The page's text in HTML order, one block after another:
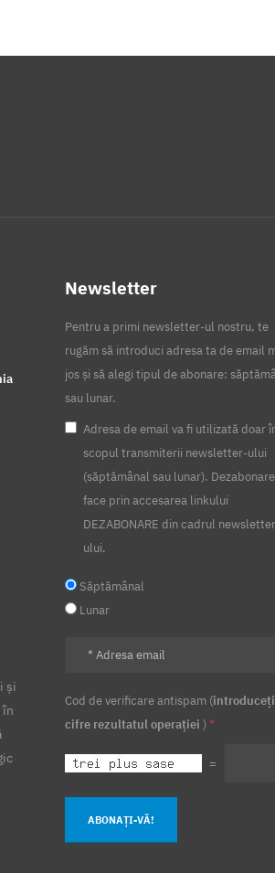
Newsletter
Pentru a primi newsletter-ul nostru, te
rugăm să introduci adresa ta de email
jos și să alegi tipul de abonare:
sau lunar.
Adresa de email va fi utilizată doar
scopul transmiterii newsletter-ului
(săptămânal sau lunar).
face prin accesarea linkului
DEZABONARE din cadrul
ului.
Săptămânal
Lunar
Cod de verificare antispam (
cifre rezultatul operației ) *
=
ABONAȚI-VĂ!
și